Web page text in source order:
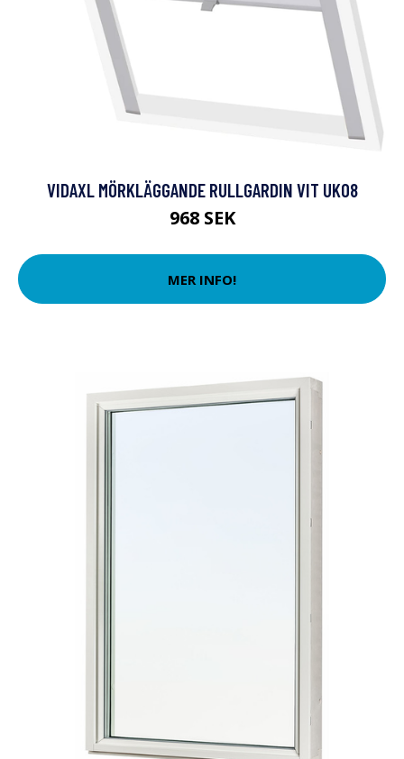
VIDAXL MÖRKLÄGGANDE RULLGARDIN VIT UK08
968 SEK
MER INFO!